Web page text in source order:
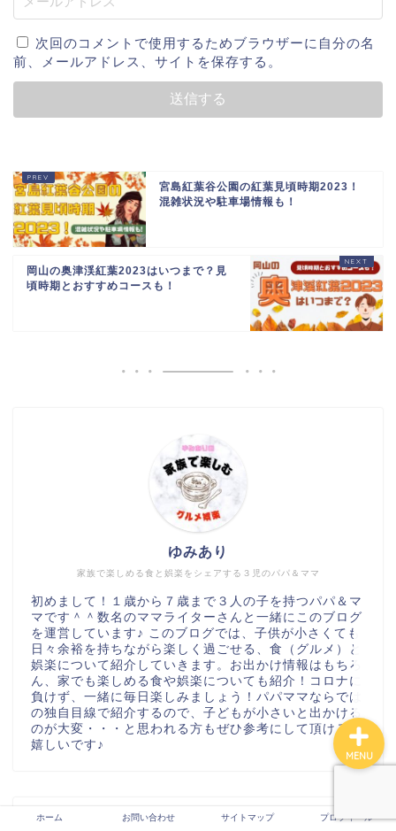
次回のコメントで使用するためブラウザーに自分の名
前、メールアドレス、サイトを保存する。
宮島紅葉谷公園の紅葉見頃時期2023！
混雑状況や駐車場情報も！
岡山の奥津渓紅葉2023はいつまで？見
頃時期とおすすめコースも！
家族で楽しめる食と娯楽をシェアする３児のパパ＆ママ
ゆみあり
初めまして！１歳から７歳まで３人の子を持つパパ＆マ
マです＾＾数名のママライターさんと一緒にこのブログ
を運営しています♪ このブログでは、子供が小さくても
日々余裕を持ちながら楽しく過ごせる、食（グルメ）と
娯楽について紹介していきます。お出かけ情報はもちろ
ん、家でも楽しめる食や娯楽についても紹介！コロナに
負けず、一緒に毎日楽しみましょう！パパママならでは
の独自目線で紹介するので、子どもが小さいと出かける
のが大変・・・と思われる方もぜひ参考にして頂けると
嬉しいです♪
カテゴリー
ホーム お問い合わせ サイトマップ プロフィール
MENU
サイトマップ
お問い合わせ
運営者情報
プライバシーポリシー